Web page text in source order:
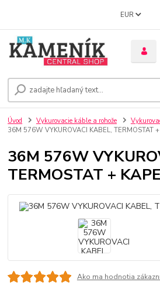
EUR
Úvod Vykurovacie káble a rohože
36M 576W VYKUROVACI KABEL, TERMOSTAT +
36M 576W
TERMOSTAT +
Ako ma hodnotia